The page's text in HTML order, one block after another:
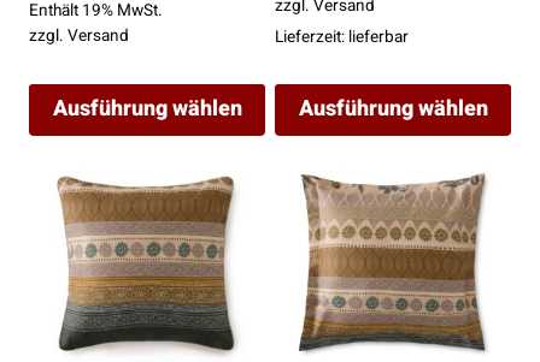
Enthält 19% MwSt.
zzgl. Versand
Ausführung wählen
Produkt
weist
mehrere
Varianten
zzgl. Versand
Lieferzeit: lieferbar
Ausführung wählen
Produkt
weist
mehrere
Varianten
auf.
Die